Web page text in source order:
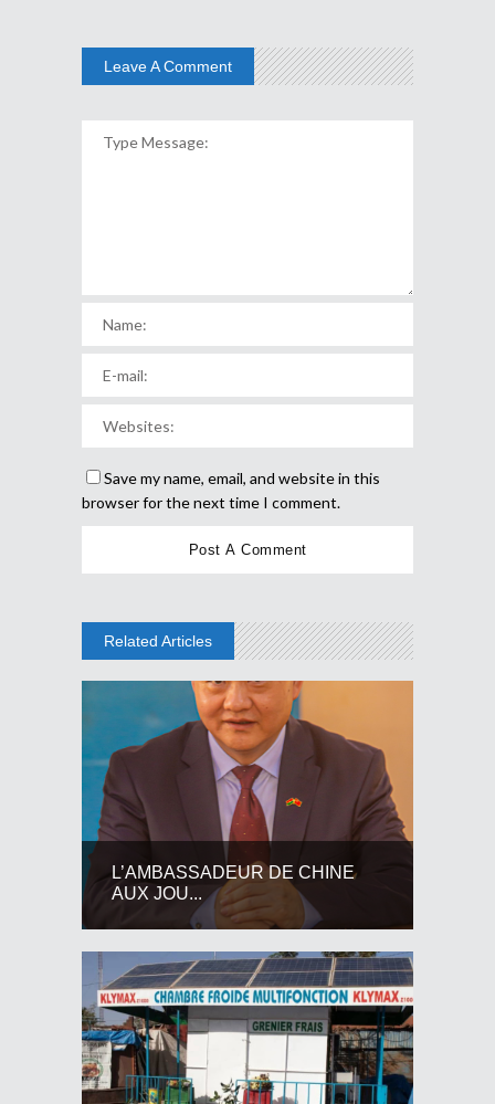
Leave A Comment
Save my name, email, and website in this
browser for the next time I comment.
Related Articles
L’AMBASSADEUR DE CHINE
AUX JOU...